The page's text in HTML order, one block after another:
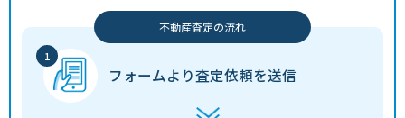
不動産査定の流れ
フォームより査定依頼を送信